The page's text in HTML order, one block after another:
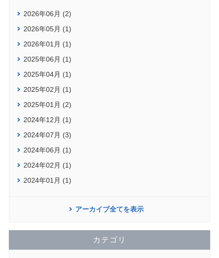
2026年06月 (2)
2026年05月 (1)
2026年01月 (1)
2025年06月 (1)
2025年04月 (1)
2025年02月 (1)
2025年01月 (2)
2024年12月 (1)
2024年07月 (3)
2024年06月 (1)
2024年02月 (1)
2024年01月 (1)
アーカイブ全てを表示
カテゴリ